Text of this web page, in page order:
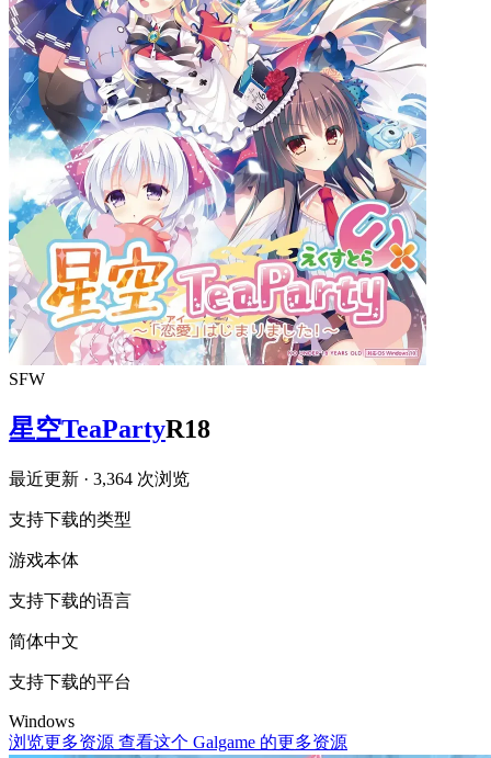
SFW
星空TeaPartyR18
最近更新 · 3,364 次浏览
支持下载的类型
游戏本体
支持下载的语言
简体中文
支持下载的平台
Windows
浏览更多资源 查看这个 Galgame 的更多资源